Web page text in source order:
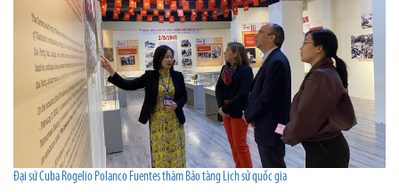
Đại sứ Cuba Rogelio Polanco Fuentes thăm Bảo tàng Lịch sử quốc gia